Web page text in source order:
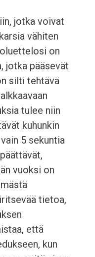
jotka voivat
vähiten
on
jotka pääsevät
silti tehtävä
tulee niin
kuhunkin
5 sekuntia
vuoksi on
tietoa,
että
kun